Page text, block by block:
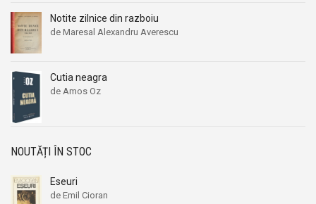
Notite zilnice din razboiu
de Maresal Alexandru Averescu
Cutia neagra
de Amos Oz
NOUTĂȚI ÎN STOC
Eseuri
de Emil Cioran